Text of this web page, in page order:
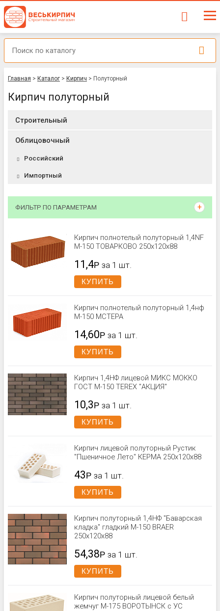
Главная > Каталог > Кирпич > Полуторный
Кирпич полуторный
Строительный
Облицовочный
Российский
Импортный
ФИЛЬТР ПО ПАРАМЕТРАМ
Кирпич полнотелый полуторный 1,4NF
М-150 ТОВАРКОВО 250x120x88
11,4Р за 1 шт.
КУПИТЬ
Кирпич полнотелый полуторный 1,4нф
М-150 МСТЕРА
14,60Р за 1 шт.
КУПИТЬ
Кирпич 1,4НФ лицевой МИКС МОККО
ГОСТ М-150 TEREX "АКЦИЯ"
10,3Р за 1 шт.
КУПИТЬ
Кирпич лицевой полуторный Рустик
"Пшеничное Лето" КЕРМА 250x120x88
43Р за 1 шт.
КУПИТЬ
Кирпич полуторный 1,4НФ "Баварская
кладка" гладкий М-150 BRAER
250x120x88
54,38Р за 1 шт.
КУПИТЬ
Кирпич полуторный лицевой белый
жемчуг М-175 ВОРОТЫНСК с УС